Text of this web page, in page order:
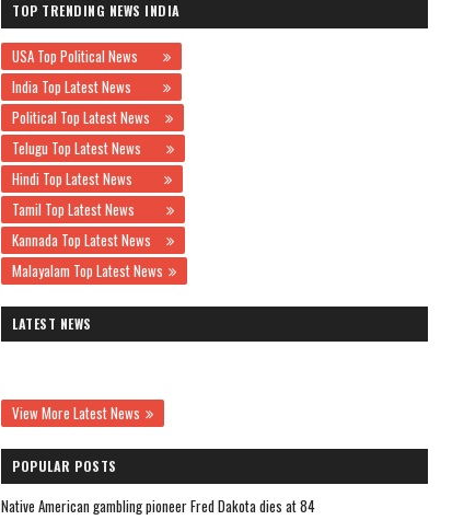
TOP TRENDING NEWS INDIA
USA Top Political News
India Top Latest News
Political Top Latest News
Telugu Top Latest News
Hindi Top Latest News
Tamil Top Latest News
Kannada Top Latest News
Malayalam Top Latest News
LATEST NEWS
View More Latest News
POPULAR POSTS
Native American gambling pioneer Fred Dakota dies at 84